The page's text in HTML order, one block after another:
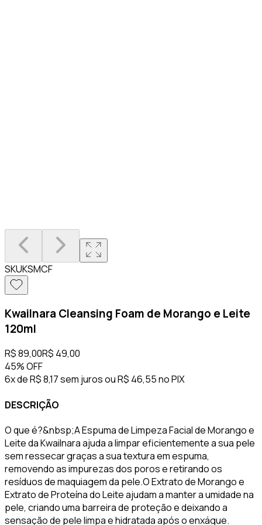
SKUKSMCF
Kwailnara Cleansing Foam de Morango e Leite
120ml
R$ 89,00R$ 49,00
45%OFF
6x de R$ 8,17 sem jurosouR$ 46,55no PIX
DESCRIÇÃO
O que é?&nbsp;A Espuma de Limpeza Facial de Morango e
Leite da Kwailnara ajuda a limpar eficientemente a sua pele
sem ressecar graças a sua textura em espuma,
removendo as impurezas dos poros e retirando os
resíduos de maquiagem da pele.O Extrato de Morango e
Extrato de Proteína do Leite ajudam a manter a umidade na
pele, criando uma barreira de proteção e deixando a
sensação de pele limpa e hidratada após o enxágue.